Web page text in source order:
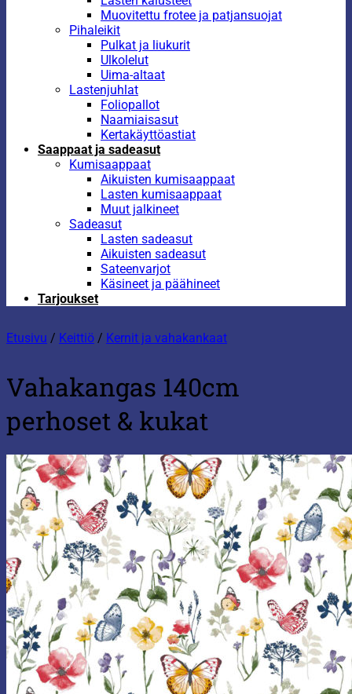
Muovitettu frotee ja patjansuojat
Pihaleikit
Pulkat ja liukurit
Ulkolelut
Uima-altaat
Lastenjuhlat
Foliopallot
Naamiaisasut
Kertakäyttöastiat
Saappaat ja sadeasut
Kumisaappaat
Aikuisten kumisaappaat
Lasten kumisaappaat
Muut jalkineet
Sadeasut
Lasten sadeasut
Aikuisten sadeasut
Sateenvarjot
Käsineet ja päähineet
Tarjoukset
Etusivu / Keittiö / Kernit ja vahakankaat
Vahakangas 140cm
perhoset & kukat